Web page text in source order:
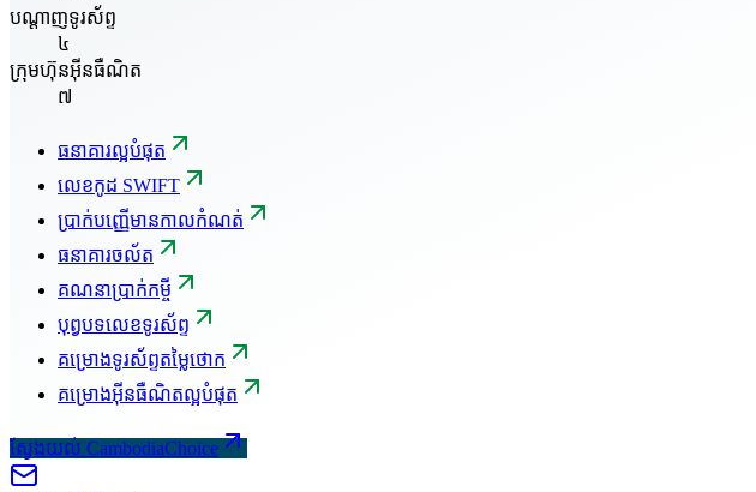
បណ្តាញទូរស័ព្ទ
៤
ក្រុមហ៊ុនអ៊ីនធឺណិត
៧
ធនាគារល្អបំផុត
លេខកូដ SWIFT
ប្រាក់បញ្ញើមានកាលកំណត់
ធនាគារចល័ត
គណនាប្រាក់កម្ចី
បុព្វបទលេខទូរស័ព្ទ
គម្រោងទូរស័ព្ទតម្លៃថោក
គម្រោងអ៊ីនធឺណិតល្អបំផុត
ស្វែងយល់ CambodiaChoice